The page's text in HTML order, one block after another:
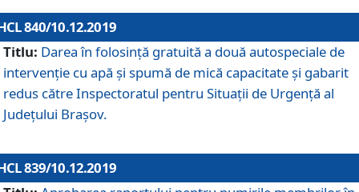
840/10.12.2019
Titlu: Darea în folosință gratuită a două autospeciale de
intervenție cu apă și spumă de mică capacitate și gabarit
redus către Inspectoratul pentru Situaţii de Urgenţă al
Judeţului Brașov.
839/10.12.2019